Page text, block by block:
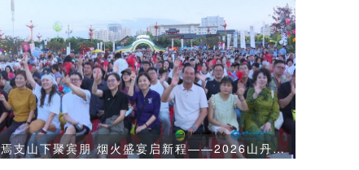
焉支山下聚宾朋 烟火盛宴启新程——2026山丹第